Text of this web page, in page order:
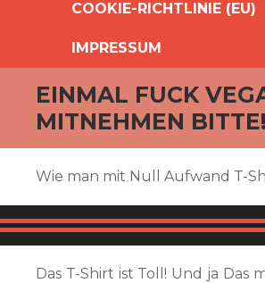
COOKIE-RICHTLINIE (EU)
IMPRESSUM
EINMAL FUCK
MITNEHMEN BITTE!
Wie man mit Null Aufwand T-
Das T-Shirt ist Toll! Und ja Das